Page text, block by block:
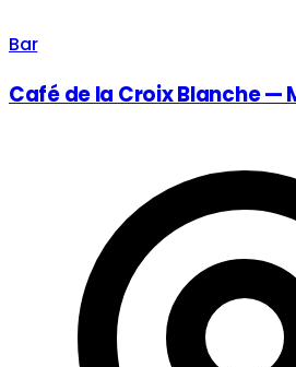
Bar
Café de la Croix Blanche —